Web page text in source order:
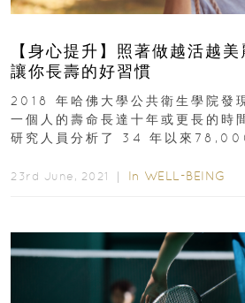
【身心提升】照著做越活越
讓你長壽的好習慣
2018 年哈佛大學公共衛生學院發
一個人的壽命長達十年或更長的時
研究人員分析了 34 年以來
23rd June, 2021 ｜ In WELL-BEING